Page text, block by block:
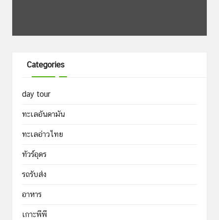
Categories
day tour
ทะเลอันดามัน
ทะเลอ่าวไทย
ทัวร์อุดร
รถรับส่ง
อาหาร
เกาะพีพี